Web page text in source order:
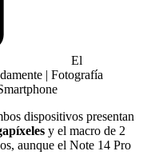
El
| Fotografía
dispositivos presentan
y el macro de 2
aunque el Note 14 Pro